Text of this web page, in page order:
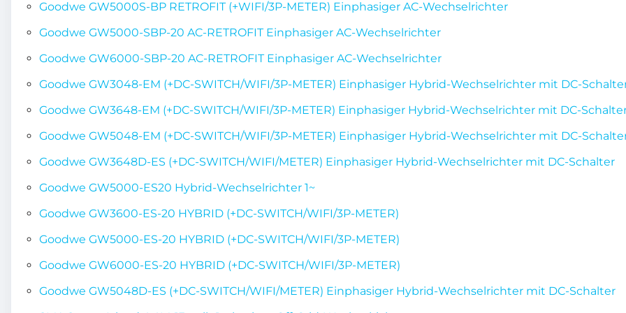
Goodwe GW5000S-BP RETROFIT (+WIFI/3P-METER) Einphasiger AC-Wechselrichter
Goodwe GW5000-SBP-20 AC-RETROFIT Einphasiger AC-Wechselrichter
Goodwe GW6000-SBP-20 AC-RETROFIT Einphasiger AC-Wechselrichter
Goodwe GW3048-EM (+DC-SWITCH/WIFI/3P-METER) Einphasiger Hybrid-Wechselrichter mit DC-
Goodwe GW3648-EM (+DC-SWITCH/WIFI/3P-METER) Einphasiger Hybrid-Wechselrichter mit DC-
Goodwe GW5048-EM (+DC-SWITCH/WIFI/3P-METER) Einphasiger Hybrid-Wechselrichter mit DC-
Goodwe GW3648D-ES (+DC-SWITCH/WIFI/METER) Einphasiger Hybrid-Wechselrichter mit DC-Schalter
Goodwe GW5000-ES20 Hybrid-Wechselrichter 1~
Goodwe GW3600-ES-20 HYBRID (+DC-SWITCH/WIFI/3P-METER)
Goodwe GW5000-ES-20 HYBRID (+DC-SWITCH/WIFI/3P-METER)
Goodwe GW6000-ES-20 HYBRID (+DC-SWITCH/WIFI/3P-METER)
Goodwe GW5048D-ES (+DC-SWITCH/WIFI/METER) Einphasiger Hybrid-Wechselrichter mit DC-Schalter